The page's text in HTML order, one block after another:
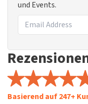
und Events.
Basierend auf 247+